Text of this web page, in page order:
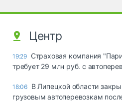
Центр
19:29 Страховая компания
требует 29 млн руб. с
18:06 В Липецкой области
грузовым автоперевозкам